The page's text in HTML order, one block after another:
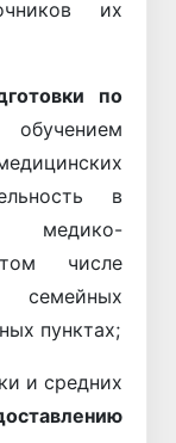
их
по
в
медико-
числе
пунктах;
и средних